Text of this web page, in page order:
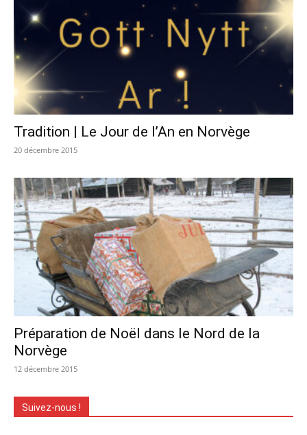
Tradition | Le Jour de l’An en Norvège
20 décembre 2015
Préparation de Noël dans le Nord de la
Norvège
12 décembre 2015
Suivez-nous !